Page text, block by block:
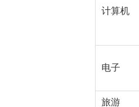
计算机
电子
旅游